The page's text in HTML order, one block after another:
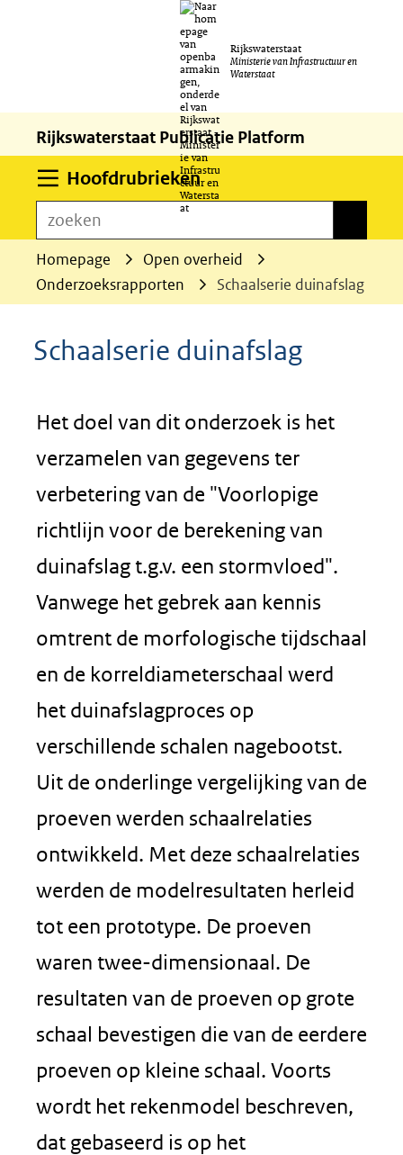
naar
de
inhoud
Rijkswaterstaat
Ministerie van Infrastructuur en
Waterstaat
Rijkswaterstaat Publicatie Platform
HoofdrubriekenUitklappen
zoeken
Homepage
Open overheid
Onderzoeksrapporten
Schaalserie duinafslag
Schaalserie duinafslag
Het doel van dit onderzoek is het
verzamelen van gegevens ter
verbetering van de "Voorlopige
richtlijn voor de berekening van
duinafslag t.g.v. een stormvloed".
Vanwege het gebrek aan kennis
omtrent de morfologische tijdschaal
en de korreldiameterschaal werd
het duinafslagproces op
verschillende schalen nagebootst.
Uit de onderlinge vergelijking van de
proeven werden schaalrelaties
ontwikkeld. Met deze schaalrelaties
werden de modelresultaten herleid
tot een prototype. De proeven
waren twee-dimensionaal. De
resultaten van de proeven op grote
schaal bevestigen die van de eerdere
proeven op kleine schaal. Voorts
wordt het rekenmodel beschreven,
dat gebaseerd is op het